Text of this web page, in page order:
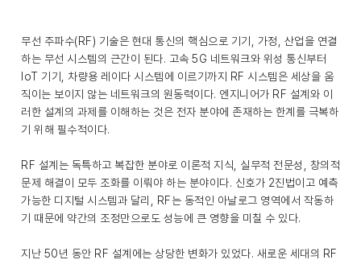
무선 주파수(RF) 기술은 현대 통신의 핵심으로 기기, 가정, 산업을 연결
하는 무선 시스템의 근간이 된다. 고속 5G 네트워크와 위성 통신부터
IoT 기기, 차량용 레이다 시스템에 이르기까지 RF 시스템은 세상을 움
직이는 보이지 않는 네트워크의 원동력이다. 엔지니어가 RF 설계와 이
러한 설계의 과제를 이해하는 것은 전자 분야에 존재하는 한계를 극복하
기 위해 필수적이다.
RF 설계는 독특하고 복잡한 분야로 이론적 지식, 실무적 전문성, 창의적
문제 해결이 모두 조화를 이뤄야 하는 분야이다. 신호가 2진법이고 예측
가능한 디지털 시스템과 달리, RF는 동적인 아날로그 영역에서 작동하
기 때문에 약간의 조정만으로도 성능에 큰 영향을 미칠 수 있다.
지난 50년 동안 RF 설계에는 상당한 변화가 있었다. 새로운 세대의 RF